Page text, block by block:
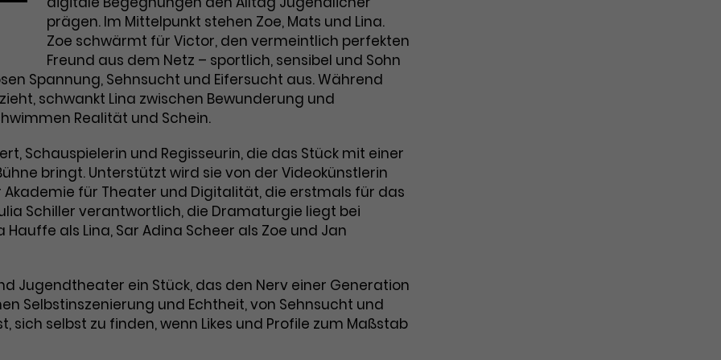
Zugang zu geschützten Bereichen
gewährt.
Name cookie_optin
Laufzeit 1 Monat
Zweck
Enthält die gewählten Tracking-Optin-
Einstellungen.
Laufzeit 2 Jahre
Zweck
Dieses Cookie wird von Google Analytics
installiert. Das Cookie wird verwendet, um
Besucher*innen-, Sitzungs- und
Kampagnendaten zu berechnen und die
Nutzung der Website für den
Die Cookies speichern Informationen
anonym und weisen eine zufallsgenerierte
Nummer zu, um Besuche zu erkennen.
Anbieter Google Analytics
Diese Gruppe beinhaltet alle Scripte, die es uns
ermöglichen die Leistung unserer Werbekampagnen zu
analysieren und Conversions zu messen. Außerdem
helfen sie uns dabei Werbeanzeigen und Inhalte besser
auf die Interessen unserer Nutzer abzustimmen.
Name
_gcl_au
Anbieter Google Ads
Laufzeit 3 Monate
Wird von Google verwendet, um die
Effizienz von Werbeanzeigen zu messen
Nutzer über Google-Anzeigen auf unsere
Website gelangt sind.
Cookie-Informationen
prägen. Im Mittelpunkt stehen Zoe, Mats und Lina.
Zoe schwärmt für Victor, den vermeintlich perfekten
Freund aus dem Netz – sportlich, sensibel und Sohn
Spannung, Sehnsucht und Eifersucht aus. Während
schwankt Lina zwischen Bewunderung und
Realität und Schein.
Schauspielerin und Regisseurin, die das Stück mit einer
bringt. Unterstützt wird sie von der Videokünstlerin
für Theater und Digitalität, die erstmals für das
Schiller verantwortlich, die Dramaturgie liegt bei
als Lina, Sar Adina Scheer als Zoe und Jan
Jugendtheater ein Stück, das den Nerv einer Generation
Selbstinszenierung und Echtheit, von Sehnsucht und
sich selbst zu finden, wenn Likes und Profile zum Maßstab